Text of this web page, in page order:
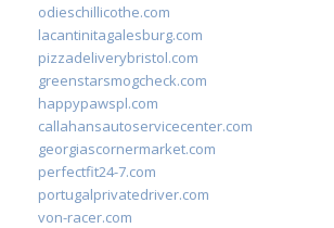
odieschillicothe.com
lacantinitagalesburg.com
pizzadeliverybristol.com
greenstarsmogcheck.com
happypawspl.com
callahansautoservicecenter.com
georgiascornermarket.com
perfectfit24-7.com
portugalprivatedriver.com
von-racer.com